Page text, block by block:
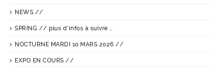
NEWS //
SPRING // plus d’infos à suivre …
NOCTURNE MARDI 10 MARS 2026 //
EXPO EN COURS //